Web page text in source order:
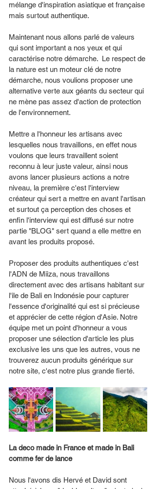
mélange d'inspiration asiatique et française
mais surtout authentique.
Maintenant nous allons parlé de valeurs
qui sont important a nos yeux et qui
caractérise notre démarche.  Le respect de
la nature est un moteur clé de notre
démarche, nous voulions proposer une
alternative verte aux géants du secteur qui
ne mène pas assez d'action de protection
de l'environnement.
Mettre a l'honneur les artisans avec
lesquelles nous travaillons, en effet nous
voulons que leurs travaillent soient
reconnu à leur juste valeur, ainsi nous
avons lancer plusieurs actions a notre
niveau, la première c'est l'interview
créateur qui sert a mettre en avant l'artisan
et surtout ça perception des choses et
enfin l'interview qui est diffusé sur notre
partie "BLOG" sert quand a elle mettre en
avant les produits proposé.
Proposer des produits authentiques c'est
l'ADN de Miiza, nous travaillons
directement avec des artisans habitant sur
l'ile de Bali en Indonésie pour capturer
l'essence d'originalité qui est si précieuse
et apprécier de cette région d'Asie. Notre
équipe met un point d'honneur a vous
proposer une sélection d'article les plus
exclusive les uns que les autres, vous ne
trouverez aucun produits générique sur
notre site, c'est notre plus grande fierté.
La deco made in France et made in Bali
comme fer de lance
Nous l'avons dis Hervé et David sont